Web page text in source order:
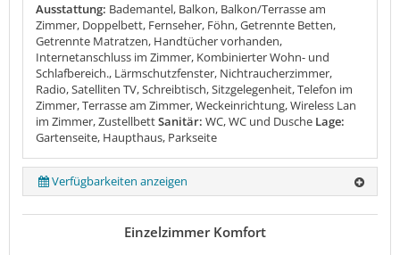
Ausstattung: Bademantel, Balkon, Balkon/Terrasse am
Zimmer, Doppelbett, Fernseher, Föhn, Getrennte Betten,
Getrennte Matratzen, Handtücher vorhanden,
Internetanschluss im Zimmer, Kombinierter Wohn- und
Schlafbereich., Lärmschutzfenster, Nichtraucherzimmer,
Radio, Satelliten TV, Schreibtisch, Sitzgelegenheit, Telefon im
Zimmer, Terrasse am Zimmer, Weckeinrichtung, Wireless Lan
im Zimmer, ZustellbettSanitär: WC, WC und Dusche Lage:
Gartenseite, Haupthaus, Parkseite
Verfügbarkeiten anzeigen
Einzelzimmer Komfort